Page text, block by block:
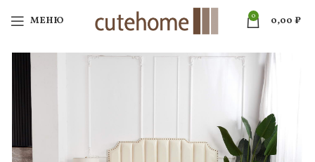
МЕНЮ 0 0,00 ₽